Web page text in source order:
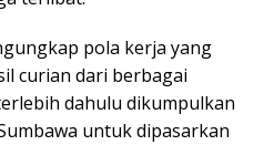
pola kerja yang
curian dari berbagai
dahulu dikumpulkan
untuk dipasarkan